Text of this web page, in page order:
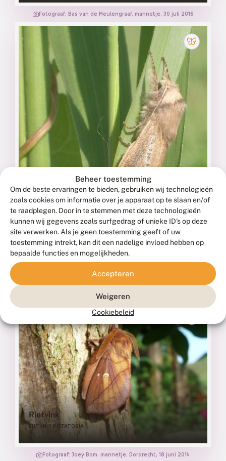
Beheer toestemming
Om de beste ervaringen te bieden, gebruiken wij technologieën
zoals cookies om informatie over je apparaat op te slaan en/of
te raadplegen. Door in te stemmen met deze technologieën
kunnen wij gegevens zoals surfgedrag of unieke ID's op deze
site verwerken. Als je geen toestemming geeft of uw
toestemming intrekt, kan dit een nadelige invloed hebben op
bepaalde functies en mogelijkheden.
Accepteren
Weigeren
Cookiebeleid
Fotograaf: Bas van de Meulengraaf, mannetje, 30 juli 2016
Rietluipaard
PHRAGMATAECIA CASTANEAE
Rietvink
EUTHRIX POTATORIA
Fotograaf: Joey Bom, mannetje, Dordrecht, 18 juni 2014